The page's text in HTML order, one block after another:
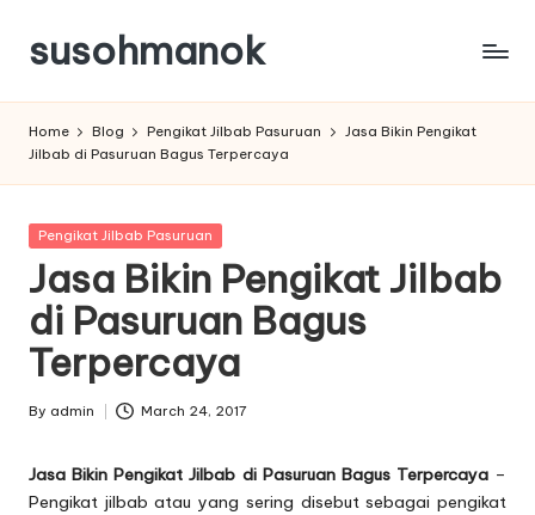
Skip
content
susohmanok
Home Blog Pengikat Jilbab Pasuruan
Jasa Bikin Pengikat
Jilbab di Pasuruan Bagus Terpercaya
Posted
Pengikat Jilbab Pasuruan
Jasa Bikin Pengikat Jilbab
di Pasuruan Bagus
Terpercaya
Posted
By admin March 24, 2017
Jasa Bikin Pengikat Jilbab di Pasuruan Bagus Terpercaya–
Pengikat jilbab atau yang sering disebut sebagai pengikat